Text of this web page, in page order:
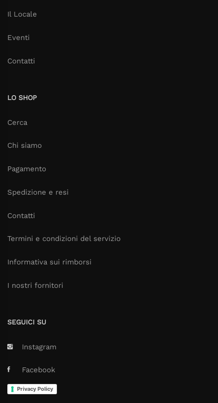
Il Locale
Eventi
Contatti
LO SHOP
Cerca
Chi siamo
Pagamento
Spedizione e resi
Contatti
Termini e condizioni del servizio
Informativa sui rimborsi
I nostri fornitori
SEGUICI SU
Instagram
Facebook
Privacy Policy